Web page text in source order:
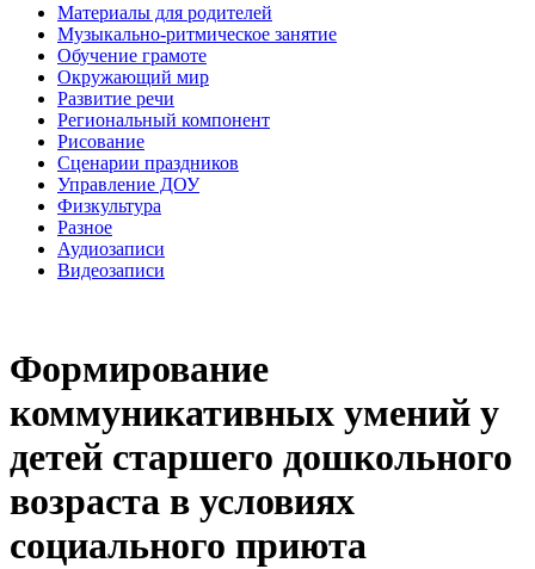
Материалы для родителей
Музыкально-ритмическое занятие
Обучение грамоте
Окружающий мир
Развитие речи
Региональный компонент
Рисование
Сценарии праздников
Управление ДОУ
Физкультура
Разное
Аудиозаписи
Видеозаписи
Формирование
коммуникативных умений у
детей старшего дошкольного
возраста в условиях
социального приюта